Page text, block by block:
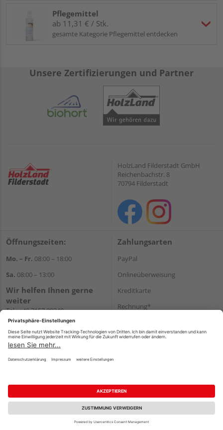
Pflegemittel
ab 11,31 € / Stk.
gesamte Kategorie Pflegemittel entdecken
Unsere Zertifizierungen und Partner
HolzLand Filderstadt GmbH
Reichenbachstr. 8
70794 Filderstadt
Öffnungszeiten:
Mo. – Fr. 08:00 – 18:00
Sa. 08:00 – 13:00
Wir helfen Ihnen gerne
weiter
Tel.:+49 7157 88240
E-Mail:shop@holzland-
filderstadt.de
Zahlungsarten
PayPal
Onlineüberweisung
Kreditkarte
Rechnung*
Versand
Impressum AGB Widerruf
Datenschutz
Reservierungsbedingungen
Vertrag widerrufen